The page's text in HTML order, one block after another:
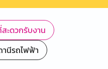
ะดวกรับงาน
นีรถไฟฟ้า